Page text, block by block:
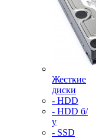
Жесткие
диски
- HDD
- HDD б/
у
- SSD